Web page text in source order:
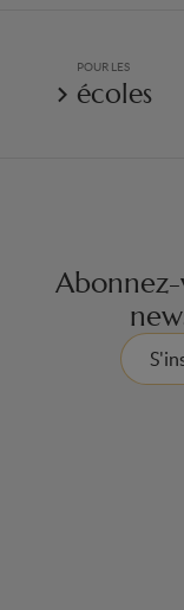
POUR LES
écoles